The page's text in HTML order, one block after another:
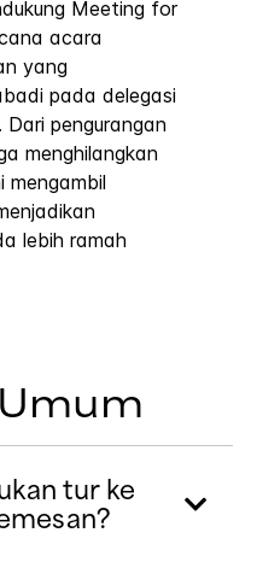
Meeting for
acara
yang
pada delegasi
Dari pengurangan
menghilangkan
mengambil
lebih ramah
tur ke